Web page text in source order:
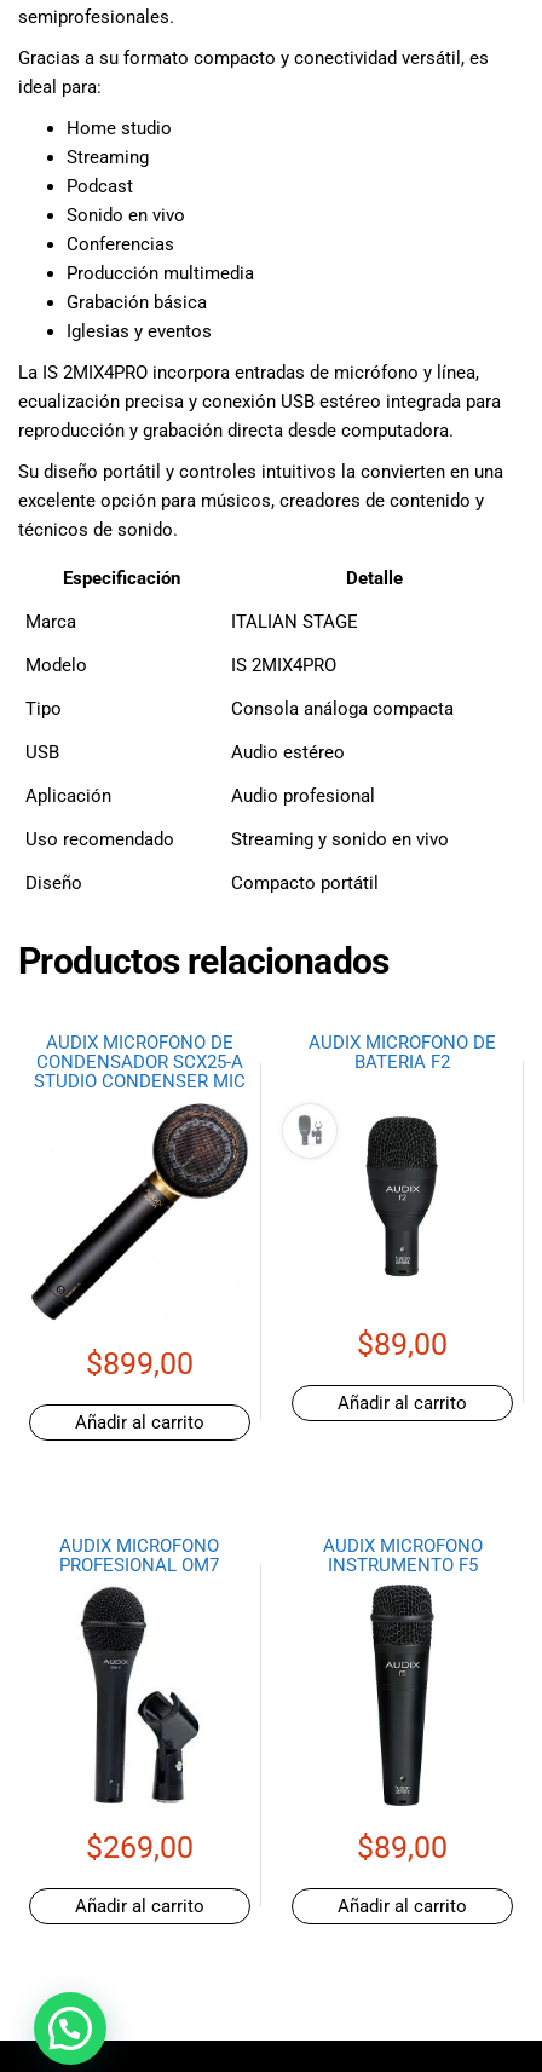
semiprofesionales.
Gracias a su formato compacto y conectividad versátil, es
ideal para:
Home studio
Streaming
Podcast
Sonido en vivo
Conferencias
Producción multimedia
Grabación básica
Iglesias y eventos
La IS 2MIX4PRO incorpora entradas de micrófono y línea,
ecualización precisa y conexión USB estéreo integrada para
reproducción y grabación directa desde computadora.
Su diseño portátil y controles intuitivos la convierten en una
excelente opción para músicos, creadores de contenido y
técnicos de sonido.
Especificación
Detalle
Marca
ITALIAN STAGE
Modelo
IS 2MIX4PRO
Tipo
Consola análoga compacta
USB
Audio estéreo
Aplicación
Audio profesional
Uso recomendado
Streaming y sonido en vivo
Diseño
Compacto portátil
Productos relacionados
AUDIX MICROFONO DE
CONDENSADOR SCX25-A
STUDIO CONDENSER MIC
$899,00
Añadir al carrito
AUDIX MICROFONO DE
BATERIA F2
$89,00
Añadir al carrito
AUDIX MICROFONO
PROFESIONAL OM7
$269,00
Añadir al carrito
AUDIX MICROFONO
INSTRUMENTO F5
$89,00
Añadir al carrito